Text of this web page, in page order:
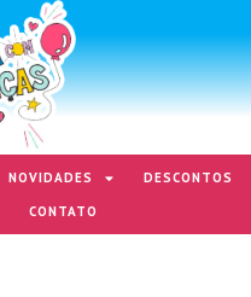
NOVIDADES
DESCONTOS
CONTATO